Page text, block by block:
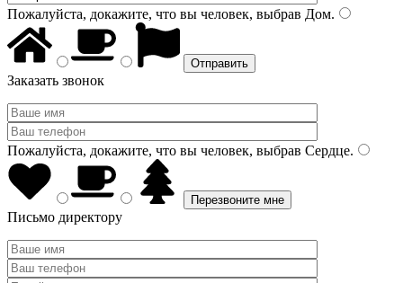
Пожалуйста, докажите, что вы человек, выбрав Дом.
Заказать звонок
Пожалуйста, докажите, что вы человек, выбрав Сердце.
Письмо директору